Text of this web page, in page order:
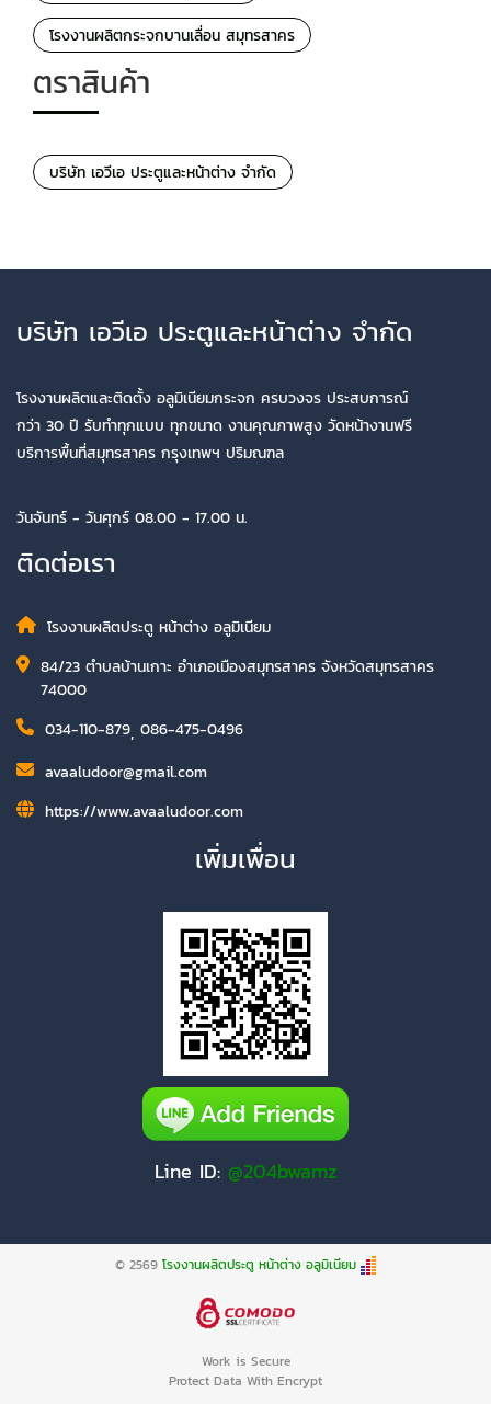
โรงงานผลิตกระจกบานเลื่อน สมุทรสาคร
ตราสินค้า
บริษัท เอวีเอ ประตูและหน้าต่าง จำกัด
บริษัท เอวีเอ ประตูและหน้าต่าง จำกัด
โรงงานผลิตและติดตั้ง อลูมิเนียมกระจก ครบวงจร ประสบการณ์
กว่า 30 ปี รับทำทุกแบบ ทุกขนาด งานคุณภาพสูง วัดหน้างานฟรี
บริการพื้นที่สมุทรสาคร กรุงเทพฯ ปริมณฑล
วันจันทร์ - วันศุกร์ 08.00 - 17.00 น.
ติดต่อเรา
โรงงานผลิตประตู หน้าต่าง อลูมิเนียม
84/23 ตำบลบ้านเกาะ อำเภอเมืองสมุทรสาคร จังหวัดสมุทรสาคร
74000
034-110-879, 086-475-0496
avaaludoor@gmail.com
https://www.avaaludoor.com
เพิ่มเพื่อน
Line ID: @204bwamz
© 2569 โรงงานผลิตประตู หน้าต่าง อลูมิเนียม
Work is Secure
Protect Data With Encrypt